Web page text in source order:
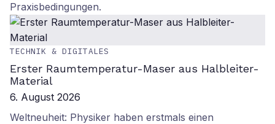
Praxisbedingungen.
TECHNIK & DIGITALES
Erster Raumtemperatur-Maser aus Halbleiter-
Material
6. August 2026
Weltneuheit: Physiker haben erstmals einen